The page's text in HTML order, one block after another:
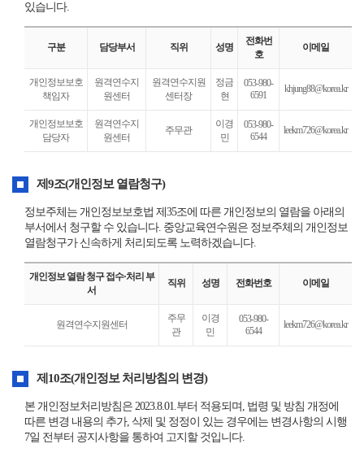
있습니다.
개
보
구분 담당부서 직위 성명
전화번
호
이메일
개인정보보호
책임자
원격연수지
원센터
원격연수지원
센터장
정금
현
053-980-
6591
khjung88@korea.kr
개인정보보호
담당자
원격연수지
원센터
주무관
이경
민
053-980-
6544
leekm726@korea.kr
제9조(개인정보 열람청구)
정보주체는 개인정보보호법 제35조에 따른 개인정보의 열람을 아래의
부서에서 청구할 수 있습니다. 중앙교육연수원은 정보주체의 개인정보
열람청구가 신속하게 처리되도록 노력하겠습니다.
처
리
방
침
개인정보 열람 청구 접수·처리 부
서
직위 성명 전화번호 이메일
원격연수지원센터
주무
관
이경
민
053-980-
6544
leekm726@korea.kr
제10조(개인정보 처리방침의 변경)
본 개인정보처리방침은 2023.8.01.부터 적용되며, 법령 및 방침 개정에
따른 변경 내용의 추가, 삭제 및 정정이 있는 경우에는 변경사항의 시행
7일 전부터 공지사항을 통하여 고지할 것입니다.